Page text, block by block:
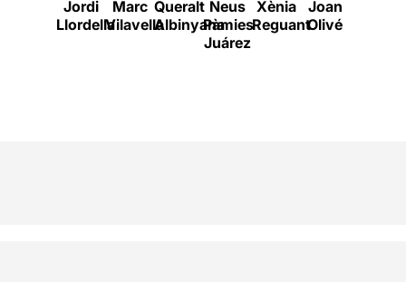
Jordi
Llordella
Marc
Vilavella
Queralt
Albinyana
Neus
Pàmies
Juárez
Xènia
Reguant
Joan
Olivé